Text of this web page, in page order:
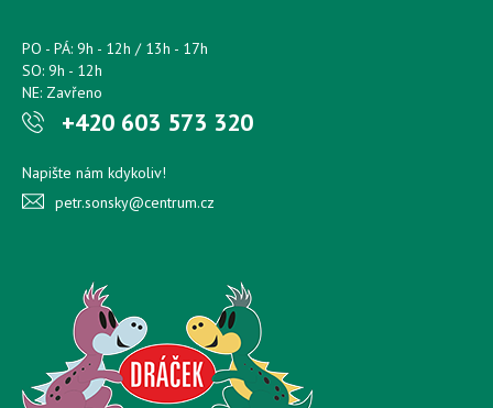
PO - PÁ: 9h - 12h / 13h - 17h
SO: 9h - 12h
NE: Zavřeno
+420 603 573 320
Napište nám kdykoliv!
petr.sonsky@centrum.cz